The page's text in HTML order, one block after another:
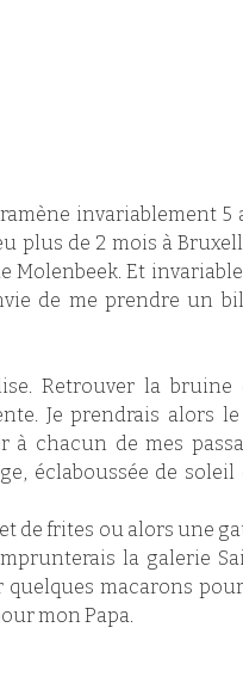
invariablement 5
plus de 2 mois à
Et
de me prendre un
Retrouver la bruine
Je prendrais alors
à chacun de mes
éclaboussée de
de frites ou alors une
la galerie
macarons
mon Papa.